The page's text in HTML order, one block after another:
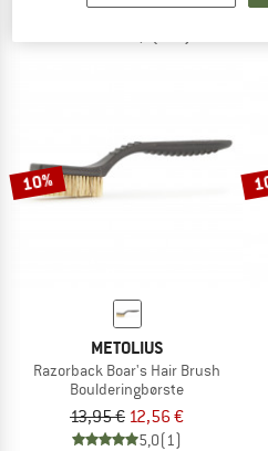
99,95 €89,96 €
10%
METOLIUS
Razorback Boar's Hair Brush
Boulderingbørste
13,95 € 12,56 €
5,0(1)